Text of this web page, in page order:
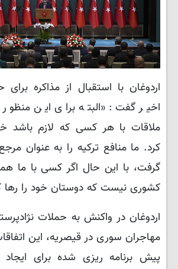
اردوغان با استقبال از مذاکره
اخیر گفت: «البته برای این منظور
ملاقات با هر کسی که لازم باشد
کرد. ما منافع ترکیه را به عنوان
گرفت، با این حال اگر کسی با ما
کشوری نیست که دوستان خود را رها
اردوغان در واکنش به حملات
مهاجران سوری در قیصریه، این
پیش برنامه ریزی شده برای